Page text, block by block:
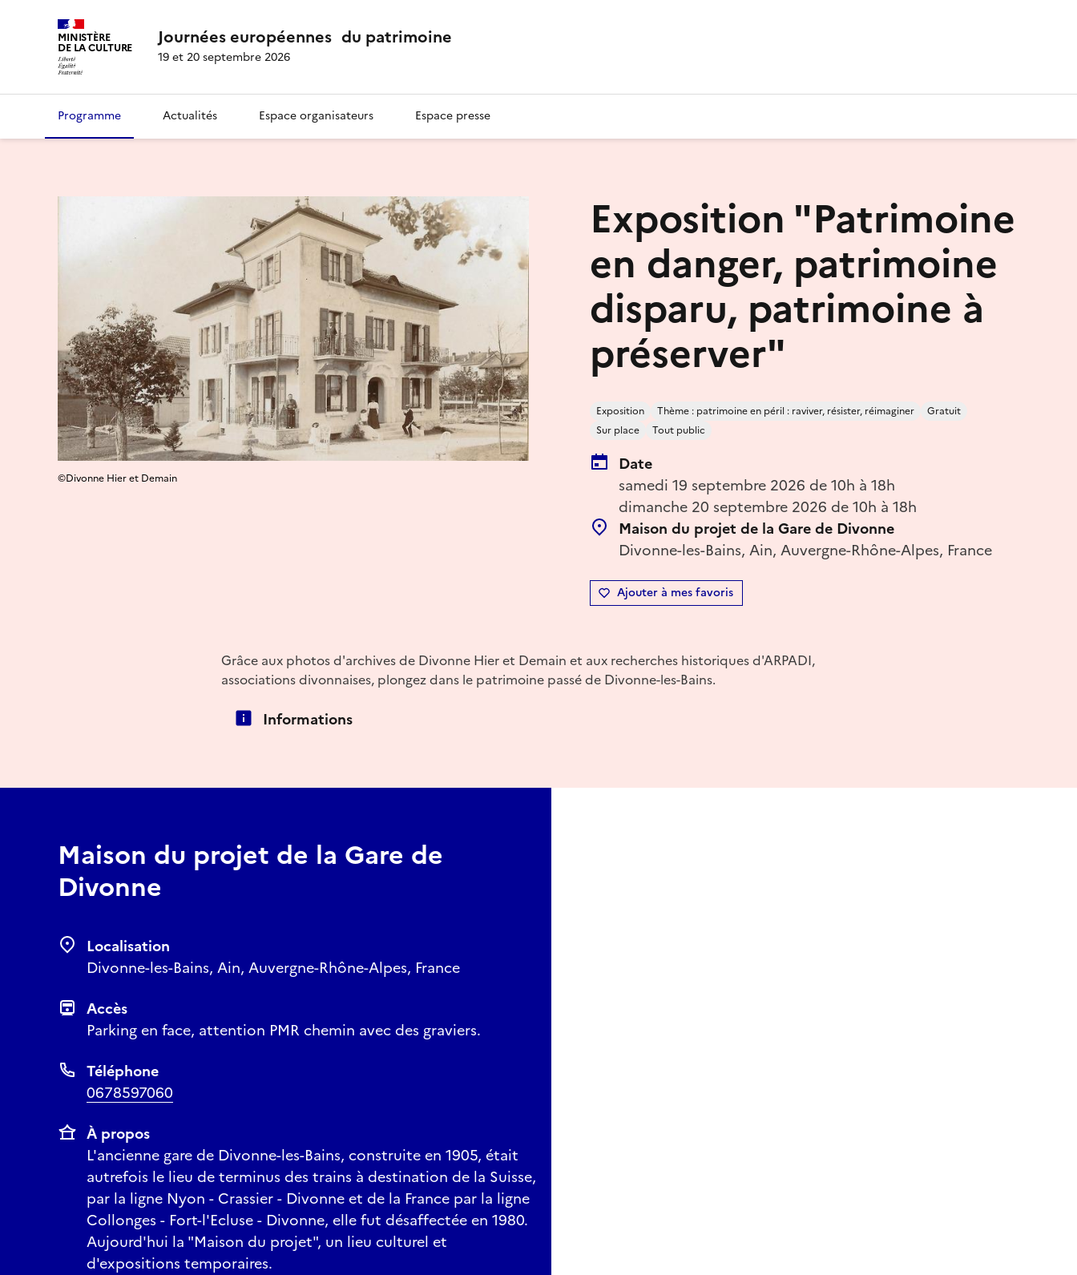
MINISTÈRE
DE LA CULTURE Journées européennes du patrimoine
19 et 20 septembre 2026
Programme Actualités Espace organisateurs Espace presse
Exposition "Patrimoine
en danger, patrimoine
disparu, patrimoine à
préserver"
Exposition Thème : patrimoine en péril : raviver, résister, réimaginer
Gratuit
Sur place
Tout public
Date
samedi 19 septembre 2026 de 10h à 18h
dimanche 20 septembre 2026 de 10h à 18h
Maison du projet de la Gare de Divonne
Divonne-les-Bains, Ain, Auvergne-Rhône-Alpes, France
Ajouter à mes favoris
©Divonne Hier et Demain
Grâce aux photos d'archives de Divonne Hier et Demain et aux recherches historiques d'ARPADI,
associations divonnaises, plongez dans le patrimoine passé de Divonne-les-Bains.
Informations
Maison du projet de la Gare de
Divonne
Localisation
Divonne-les-Bains, Ain, Auvergne-Rhône-Alpes, France
Accès
Parking en face, attention PMR chemin avec des graviers.
Téléphone
0678597060
À propos
L'ancienne gare de Divonne-les-Bains, construite en 1905, était
autrefois le lieu de terminus des trains à destination de la Suisse,
par la ligne Nyon - Crassier - Divonne et de la France par la ligne
Collonges - Fort-l'Ecluse - Divonne, elle fut désaffectée en 1980.
Aujourd'hui la "Maison du projet", un lieu culturel et
d'expositions temporaires.